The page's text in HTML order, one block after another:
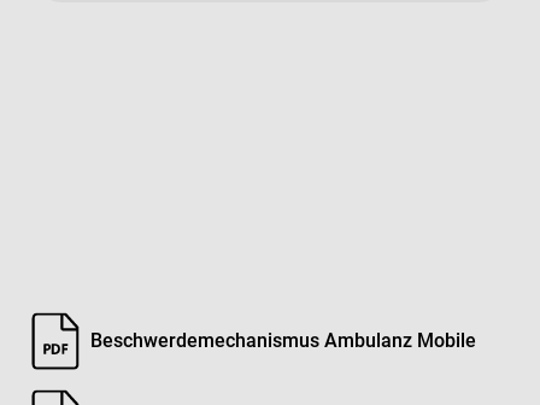
Beschwerdemechanismus Ambulanz Mobile